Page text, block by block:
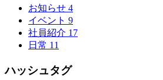
お知らせ 4
イベント 9
社員紹介 17
日常 11
ハッシュタグ